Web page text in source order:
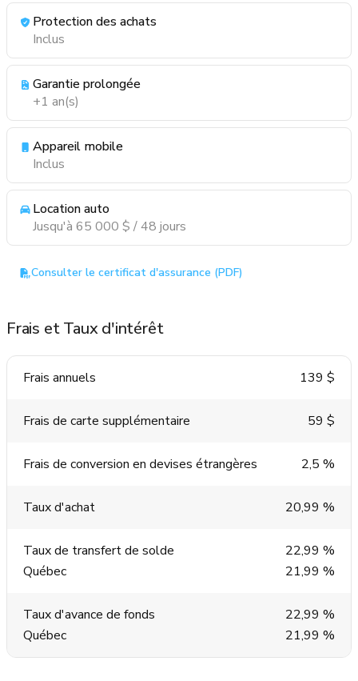
Protection des achats
Inclus
Garantie prolongée
+1 an(s)
Appareil mobile
Inclus
Location auto
Jusqu'à 65 000 $ / 48 jours
Consulter le certificat d'assurance (PDF)
Frais et Taux d'intérêt
Frais annuels 139 $
Frais de carte supplémentaire 59 $
Frais de conversion en devises étrangères 2,5 %
Taux d'achat 20,99 %
Taux de transfert de solde
22,99 %
Québec
21,99 %
Taux d'avance de fonds
22,99 %
Québec
21,99 %